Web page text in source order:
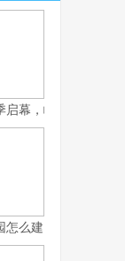
标题，虚拟战场的
启幕，峡谷变革与玩
南，副标题，揭秘
怎么建：从虚拟战场